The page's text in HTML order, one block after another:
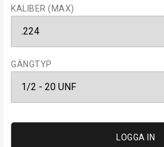
KALIBER (MAX)
GÄNGTYP
LOGGA IN